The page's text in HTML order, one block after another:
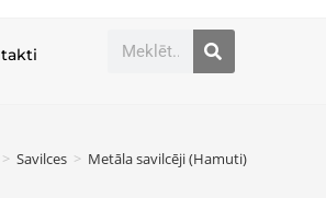
> Savilces > Metāla savilcēji (Hamuti)